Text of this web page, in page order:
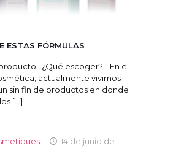
ESTAS FÓRMULAS
escoger?… En el
actualmente vivimos
sin fin de productos en donde
[…]
14 de junio de